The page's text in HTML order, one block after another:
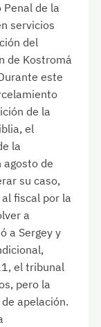
de la
servicios
del
de Kostromá
este
de la
el
la
agosto de
su caso,
fiscal por la
a
a Sergey y
el tribunal
pero la
apelación.